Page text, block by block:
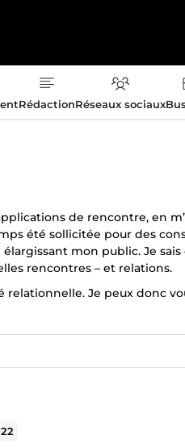
RédactionRéseaux sociaux
de rencontre, en
été sollicitée pour des
mon public. Je
rencontres – et relations.
relationnelle. Je peux donc
sur le voyage, les